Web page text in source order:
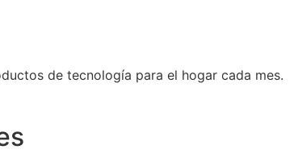
de tecnología para el hogar cada mes.